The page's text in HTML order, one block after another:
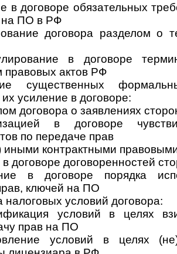
в договоре обязательных
на ПО в РФ
договора разделом о
в договоре
правовых актов РФ
существенных
усиление в договоре:
договора о заявлениях
в договоре
по передаче прав
иными контрактными
договоре договоренностей
в договоре порядка
ключей на ПО
налоговых условий договора:
условий в целях
прав на ПО
условий в целях